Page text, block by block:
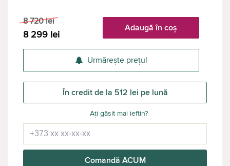
8 720 lei
8 299 lei
Adaugă în coș
Urmărește prețul
În credit de la 512 lei pe lună
Ați găsit mai ieftin?
Comandă ACUM